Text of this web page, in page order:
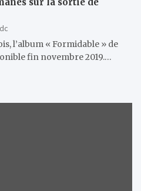
l’album « Formidable » de
fin novembre 2019.…